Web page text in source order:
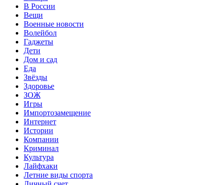
В России
Вещи
Военные новости
Волейбол
Гаджеты
Дети
Дом и сад
Еда
Звёзды
Здоровье
ЗОЖ
Игры
Импортозамещение
Интернет
Истории
Компании
Криминал
Культура
Лайфхаки
Летние виды спорта